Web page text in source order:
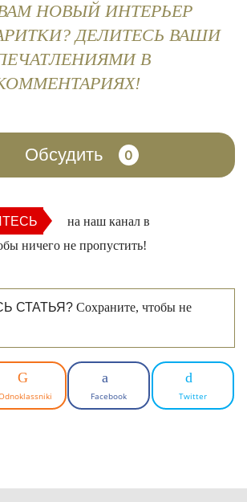
НОВЫЙ ИНТЕРЬЕР
ДЕЛИТЕСЬ ВАШИ
В
Обсудить 0
на наш канал в
ничего не пропустить!
СТАТЬЯ? Сохраните, чтобы не
Facebook Twitter